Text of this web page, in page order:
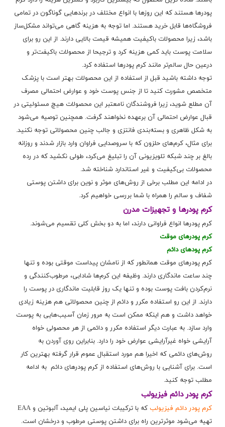
پودرها هستند که این روزها با انواع مختلف در برندهایی گوناگون در تمامی
فروشگاه‌ها قابل خرید هستند. اما توجه به هزینه گاهی می‌تواند مشکل‌ساز
باشد، زیرا محصولات باکیفیت همیشه قیمت بالایی دارند. از این رو برای
سلامت پوست باید کمی هزینه کرد و ترجیحا از محصولات باکیفت‌تر و
درعین حال سالم‌تر مانند کرم پودرها استفاده کرد.
توجه داشته باشید قبل از استفاده از این محصولات بهتر است با پزشک
متخصص مشورت کنید تا از جنس پوست خود و عوارض احتمالی مصرف
آن مطلع شوید، زیرا فروشندگان نامعتبر این محصولات هیچ مسئولیتی در
قبال عوارض احتمالی آن برعهده نخواهند گرفت. همچنین توصیه می‌شود
به شکل ظاهری و بسته‌بندی فانتزی و جالب چنین محصولاتی توجه نکنید.
برای مثال، کرم‌های حلزون که با سروصدایی فراوان وارد بازار شدند و روزانه
بالغ بر چند شبکه تلویزیونی آن را تبلیغ می‌کرد، طولی نکشید که در رده
محصولات بی‌کیفیت و غیر استاندارد شناخته شد.
در ادامه این مطلب برخی از روش‌های موثر و نوین برای داشتن پوستی
شفاف و سالم را همراه با شما بررسی خواهیم کرد.
کرم پودرها و تجهیزات مدرن
کرم پودرها انواع فراوانی دارند، اما به دو بخش کلی تقسیم می‌شوند.
کرم پودرهای موقت
کرم پودهای دائم
کرم پودرهای موقت همانطور که از نامشان پیداست موقتی بوده و تنها
چند ساعت ماندگاری دارند. وظیفه این کرم‌ها شادابی، مرطوب‌کنندگی و
نرم‌کردن بافت پوست بوده و تنها یک روز قابلیت ماندگاری در پوست را
دارند. از این رو استفاده مکرر و دائم از چنین محصولاتی هم هزینه زیادی
خواهد داشت و هم اینکه ممکن است به مرور زمان آسیب‌هایی به پوست
وارد سازد. به عبارت دیگر استفاده مکرر و دائمی از هر محصولی خواه
آرایشی خواه غیرآرایشی عوارض خود را دارد. بنابراین روی آوردن به
روش‌های دائمی که اخیرا هم مورد استقبال عموم قرار گرفته بهترین کار
است. برای آشنایی با روش‌های استفاده از کرم پودرهای دائم به ادامه
مطلب توجه کنید.
کرم پودر دائم فیزیولب
کرم پودر دائم فیزیولب
که با ترکیبات نیاسین پلی ایمید، آلبوتین و EAA
تهیه می‌شود موثرترین راه برای داشتن پوستی مرطوب و درخشان است.